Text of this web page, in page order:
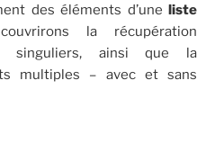
des éléments d’une liste
la récupération
singuliers, ainsi que la
multiples – avec et sans